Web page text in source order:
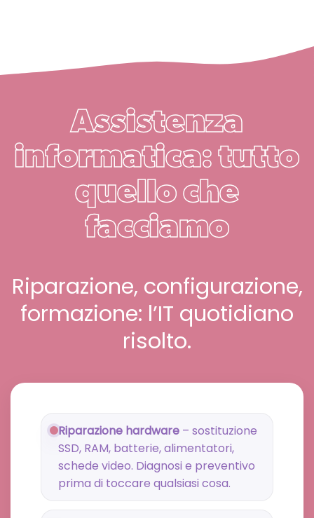
Assistenza
informatica: tutto
quello che
facciamo
Riparazione, configurazione,
formazione: l’IT quotidiano
risolto.
Riparazione hardware – sostituzione
SSD, RAM, batterie, alimentatori,
schede video. Diagnosi e preventivo
prima di toccare qualsiasi cosa.